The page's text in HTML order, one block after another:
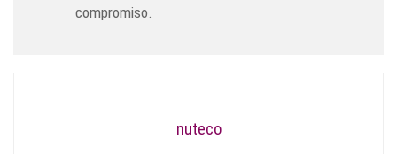
compromiso.
nuteco